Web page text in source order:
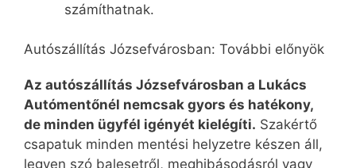
számíthatnak.
Autószállítás Józsefvárosban: További előnyök
Az autószállítás Józsefvárosban a Lukács
Autómentőnél nemcsak gyors és hatékony,
de minden ügyfél igényét kielégíti. Szakértő
csapatuk minden mentési helyzetre készen áll,
legyen szó balesetről, meghibásodásról vagy